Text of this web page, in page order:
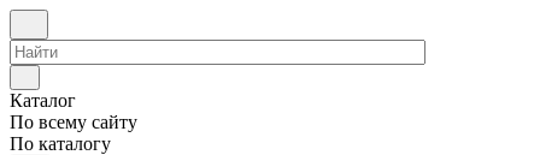
Каталог
По всему сайту
По каталогу